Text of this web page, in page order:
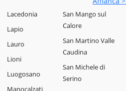
Lacedonia
Lapio
Lauro
Lioni
Luogosano
Manocalzati
San Mango sul
Calore
San Martino Valle
Caudina
San Michele di
Serino